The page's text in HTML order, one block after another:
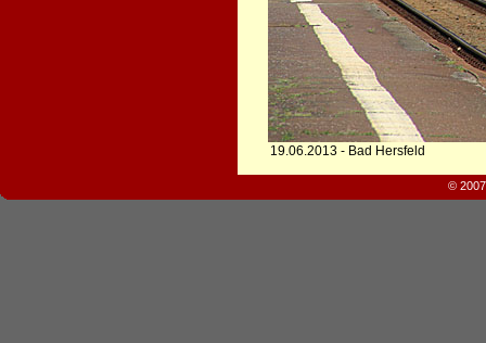
19.06.2013 - Bad Hersfeld
©